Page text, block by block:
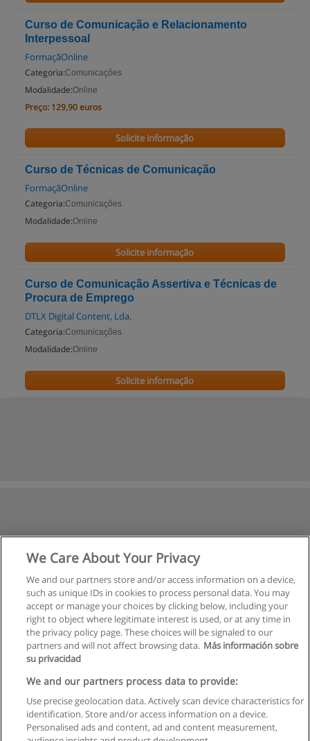
Curso de Comunicação e Relacionamento
Interpessoal
FormaçãOnline
Categoria:Comunicações
Modalidade:Online
Preço: 129,90 euros
Solicite informação
Curso de Técnicas de Comunicação
FormaçãOnline
Categoria:Comunicações
Modalidade:Online
Solicite informação
Curso de Comunicação Assertiva e Técnicas de
Procura de Emprego
DTLX Digital Content, Lda.
Categoria:Comunicações
Modalidade:Online
Solicite informação
Regras de uso
We Care About Your Privacy
We and our partners store and/or access information on a device,
such as unique IDs in cookies to process personal data. You may
accept or manage your choices by clicking below, including your
right to object where legitimate interest is used, or at any time in
the privacy policy page. These choices will be signaled to our
partners and will not affect browsing data. Más información sobre
su privacidad
We and our partners process data to provide:
Use precise geolocation data. Actively scan device characteristics for
identification. Store and/or access information on a device.
Personalised ads and content, ad and content measurement,